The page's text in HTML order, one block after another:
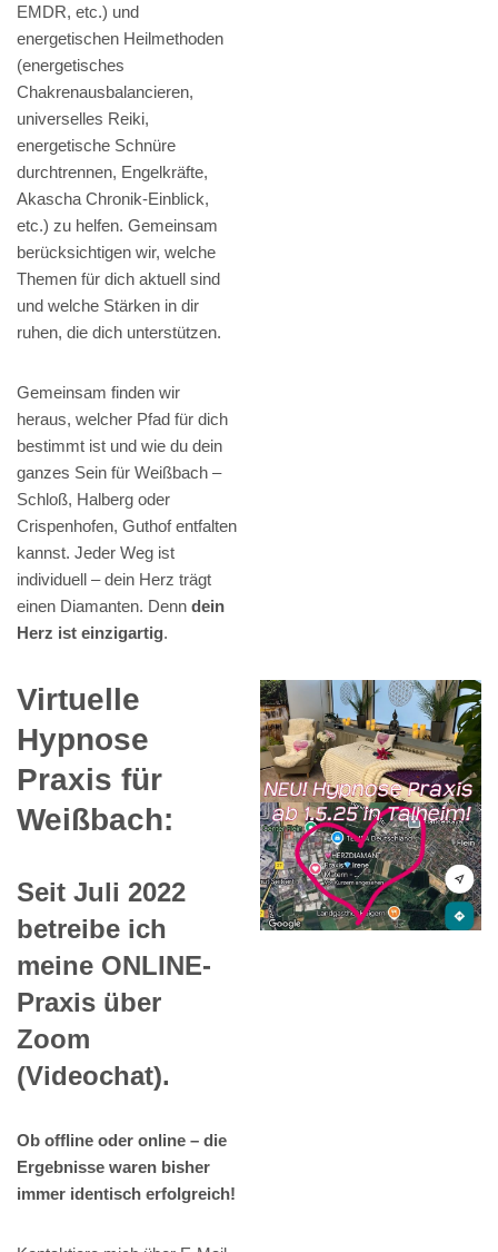
EMDR, etc.) und
energetischen Heilmethoden
(energetisches
Chakrenausbalancieren,
universelles Reiki,
energetische Schnüre
durchtrennen, Engelkräfte,
Akascha Chronik-Einblick,
etc.) zu helfen. Gemeinsam
berücksichtigen wir, welche
Themen für dich aktuell sind
und welche Stärken in dir
ruhen, die dich unterstützen.
Gemeinsam finden wir
heraus, welcher Pfad für dich
bestimmt ist und wie du dein
ganzes Sein für Weißbach –
Schloß, Halberg oder
Crispenhofen, Guthof entfalten
kannst. Jeder Weg ist
individuell – dein Herz trägt
einen Diamanten. Denn dein
Herz ist einzigartig.
Virtuelle
Hypnose
Praxis für
Weißbach:
Seit Juli 2022
betreibe ich
meine ONLINE-
Praxis über
Zoom
(Videochat).
Ob offline oder online – die
Ergebnisse waren bisher
immer identisch erfolgreich!